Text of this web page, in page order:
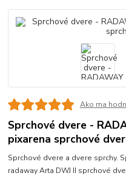
Ako ma
Sprchové dvere -
pixarena sprchové
Sprchové dvere a dvere sprchy.
radaway Arta DWJ II sprchové